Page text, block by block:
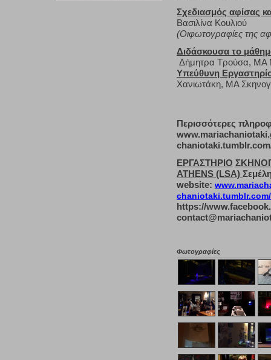
Σχεδιασμός αφίσας
Βασιλίνα Κουλιού
(Οιφωτογραφίες της
Διδάσκουσα το
Δήμητρα Τρούσα, ΜΑ
Υπεύθυνη
Χανιωτάκη, ΜΑ
Περισσότερες
ΕΡΓΑΣΤΗΡΙΟ
ATHENS (LSA)
website:
https://
Φωτογραφίες